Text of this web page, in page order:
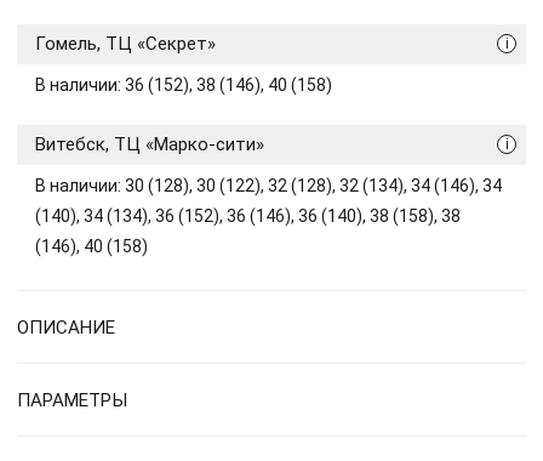
i
Гомель, ТЦ «Секрет»
В наличии: 36 (152), 38 (146), 40 (158)
i
Витебск, ТЦ «Марко-сити»
В наличии: 30 (128), 30 (122), 32 (128), 32 (134), 34 (146), 34
(140), 34 (134), 36 (152), 36 (146), 36 (140), 38 (158), 38
(146), 40 (158)
ОПИСАНИЕ
ПАРАМЕТРЫ